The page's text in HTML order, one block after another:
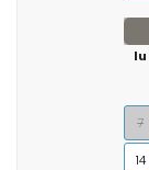
lu
7
14